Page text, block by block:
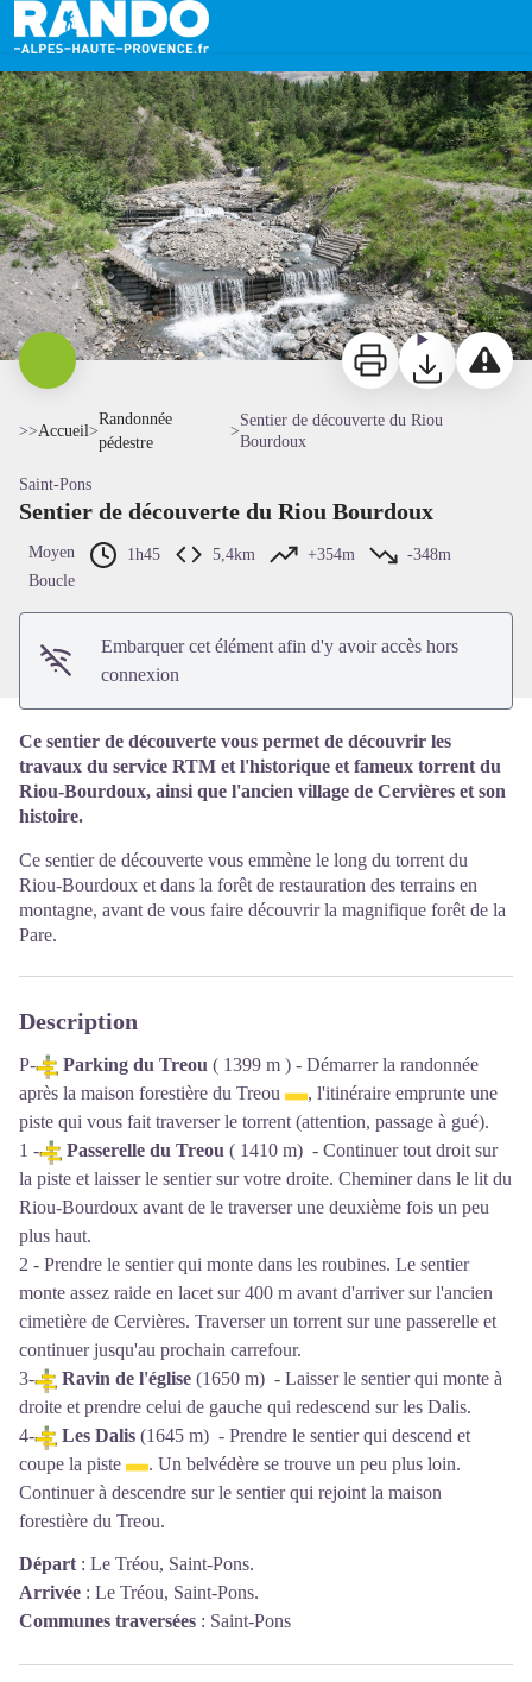
Sentier de découverte du Riou Bourdoux
Riou Bourdoux - Ubaye Tourisme
Voir l'image en plein écran
ImprimerTéléchargerSignaler
>>Accueil>
Randonnée
pédestre
>
Sentier de découverte du Riou
Bourdoux
Saint-Pons
Sentier de découverte du Riou Bourdoux
Moyen 1h45 5,4km +354m
-348m
Boucle
Embarquer cet élément afin d'y avoir accès hors
connexion
Ce sentier de découverte vous permet de découvrir les
travaux du service RTM et l'historique et fameux torrent du
Riou-Bourdoux, ainsi que l'ancien village de Cervières et son
histoire.
Ce sentier de découverte vous emmène le long du torrent du
Riou-Bourdoux et dans la forêt de restauration des terrains en
montagne, avant de vous faire découvrir la magnifique forêt de la
Pare.
Description
P- Parking du Treou ( 1399 m ) - Démarrer la randonnée
après la maison forestière du Treou
, l'itinéraire emprunte une
piste qui vous fait traverser le torrent (attention, passage à gué).
1 -
Passerelle du Treou ( 1410 m) - Continuer tout droit sur
la piste et laisser le sentier sur votre droite. Cheminer dans le lit du
Riou-Bourdoux avant de le traverser une deuxième fois un peu
plus haut.
2 - Prendre le sentier qui monte dans les roubines. Le sentier
monte assez raide en lacet sur 400 m avant d'arriver sur l'ancien
cimetière de Cervières. Traverser un torrent sur une passerelle et
continuer jusqu'au prochain carrefour.
3-
Ravin de l'église (1650 m) - Laisser le sentier qui monte à
droite et prendre celui de gauche qui redescend sur les Dalis.
4-
Les Dalis (1645 m) - Prendre le sentier qui descend et
coupe la piste
. Un belvédère se trouve un peu plus loin.
Continuer à descendre sur le sentier qui rejoint la maison
forestière du Treou.
Départ : Le Tréou, Saint-Pons.
Arrivée : Le Tréou, Saint-Pons.
Communes traversées : Saint-Pons